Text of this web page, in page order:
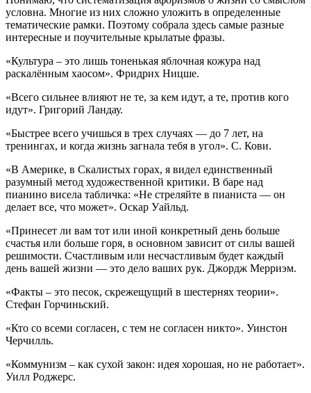
условна. Многие из них сложно уложить в определенные
тематические рамки. Поэтому собрала здесь самые разные
интересные и поучительные крылатые фразы.
«Культура – это лишь тоненькая яблочная кожура над
раскалённым хаосом». Фридрих Ницше.
«Всего сильнее влияют не те, за кем идут, а те, против кого
идут». Григорий Ландау.
«Быстрее всего учишься в трех случаях — до 7 лет, на
тренингах, и когда жизнь загнала тебя в угол». С. Кови.
«В Америке, в Скалистых горах, я видел единственный
разумный метод художественной критики. В баре над
пианино висела табличка: «Не стреляйте в пианиста — он
делает все, что может». Оскар Уайльд.
«Принесет ли вам тот или иной конкретный день больше
счастья или больше горя, в основном зависит от силы вашей
решимости. Счастливым или несчастливым будет каждый
день вашей жизни — это дело ваших рук. Джордж Мерриэм.
«Факты – это песок, скрежещущий в шестернях теории».
Стефан Горчиньский.
«Кто со всеми согласен, с тем не согласен никто». Уинстон
Черчилль.
«Коммунизм – как сухой закон: идея хорошая, но не работает».
Уилл Роджерс.